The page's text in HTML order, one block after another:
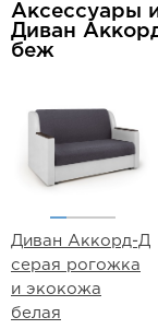
Аксессуары
Диван
беж
Диван Аккорд-Д
серая рогожка
и экокожа
белая